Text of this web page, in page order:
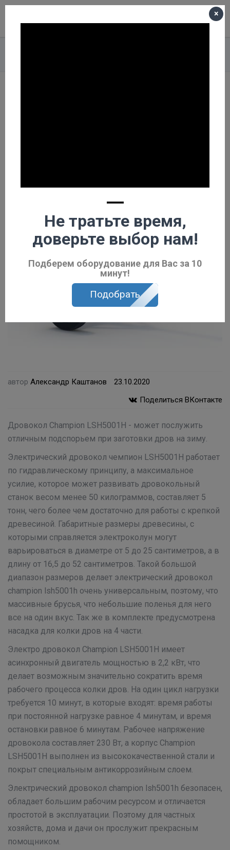
автор Александр Каштанов
23.10.2020
Поделиться ВКонтакте
Дровокол Champion LSH5001H - может послужить
отличным подспорьем при заготовки дров на зиму.
Электрический дровокол чемпион LSH5001H работает
по гидравлическому принципу, а максимальное
усилие, которое может развивать дровокольный
станок весом менее 50 килограммов, составляет 5
тонн, чего более чем достаточно для работы с крепкой
древесиной. Габаритные размеры древесины, с
которыми справляется электроколун могут
варьироваться в диаметре от 5 до 25 сантиметров, а в
длину от 16,5 до 52 сантиметров. Такой большой
диапазон размеров делает электрический дровокол
champion lsh5001h очень универсальным, поэтому, что
массивные брусья, что небольшие поленья для него
все на один вкус. Так же в комплекте предусмотрена
насадка для колки дров на 4 части.
Электро дровокол Champion LSH5001H имеет
асинхронный двигатель мощностью в 2,2 кВт, что
делает возможным значительно сократить время
рабочего процесса колки дров. На один цикл нагрузки
требуется 10 минут, в которые входят: время работы
при постоянной нагрузке равное 4 минутам, и время
остановки равное 6 минутам. Рабочее напряжение
дровокола составляет 230 Вт, а корпус Champion
LSH5001H выполнен из высококачественной стали и
покрыт специальным антикоррозийным слоем.
Электрический дровокол champion lsh5001h безопасен,
обладает большим рабочим ресурсом и отличается
простотой в эксплуатации. Поэтому для частных
хозяйств, дома и дачи он прослужит прекрасным
помощником.
×
—
Не тратьте время,
доверьте выбор нам!
Подберем оборудование для Вас за 10
минут!
Подобрать